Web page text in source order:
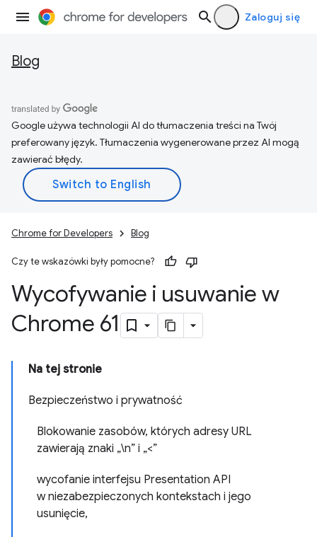
Zaloguj się
Blog
Google używa technologii AI do tłumaczenia treści na Twój
preferowany język. Tłumaczenia wygenerowane przez AI mogą
zawierać błędy.
Chrome for Developers Blog
Czy te wskazówki były pomocne?
Wycofywanie i usuwanie w
Chrome 61
Na tej stronie
Bezpieczeństwo i prywatność
Blokowanie zasobów, których adresy URL
zawierają znaki „\n” i „<”
wycofanie interfejsu Presentation API
w niezabezpieczonych kontekstach i jego
usunięcie,